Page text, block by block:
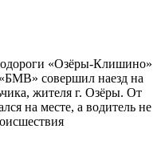
«Озёры-Клишино»
совершил наезд на
жителя г. Озёры. От
на месте, а водитель не